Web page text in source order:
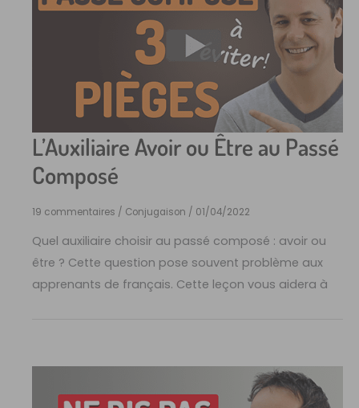
L’Auxiliaire Avoir ou Être au Passé
Composé
19 commentaires / Conjugaison / 01/04/2022
Quel auxiliaire choisir au passé composé : avoir ou
être ? Cette question pose souvent problème aux
apprenants de français. Cette leçon vous aidera à